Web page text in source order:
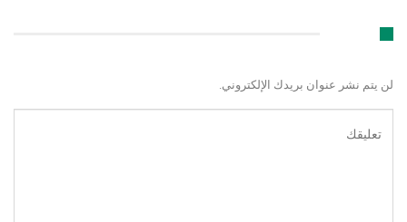
لن يتم نشر عنوان بريدك الإلكتروني.